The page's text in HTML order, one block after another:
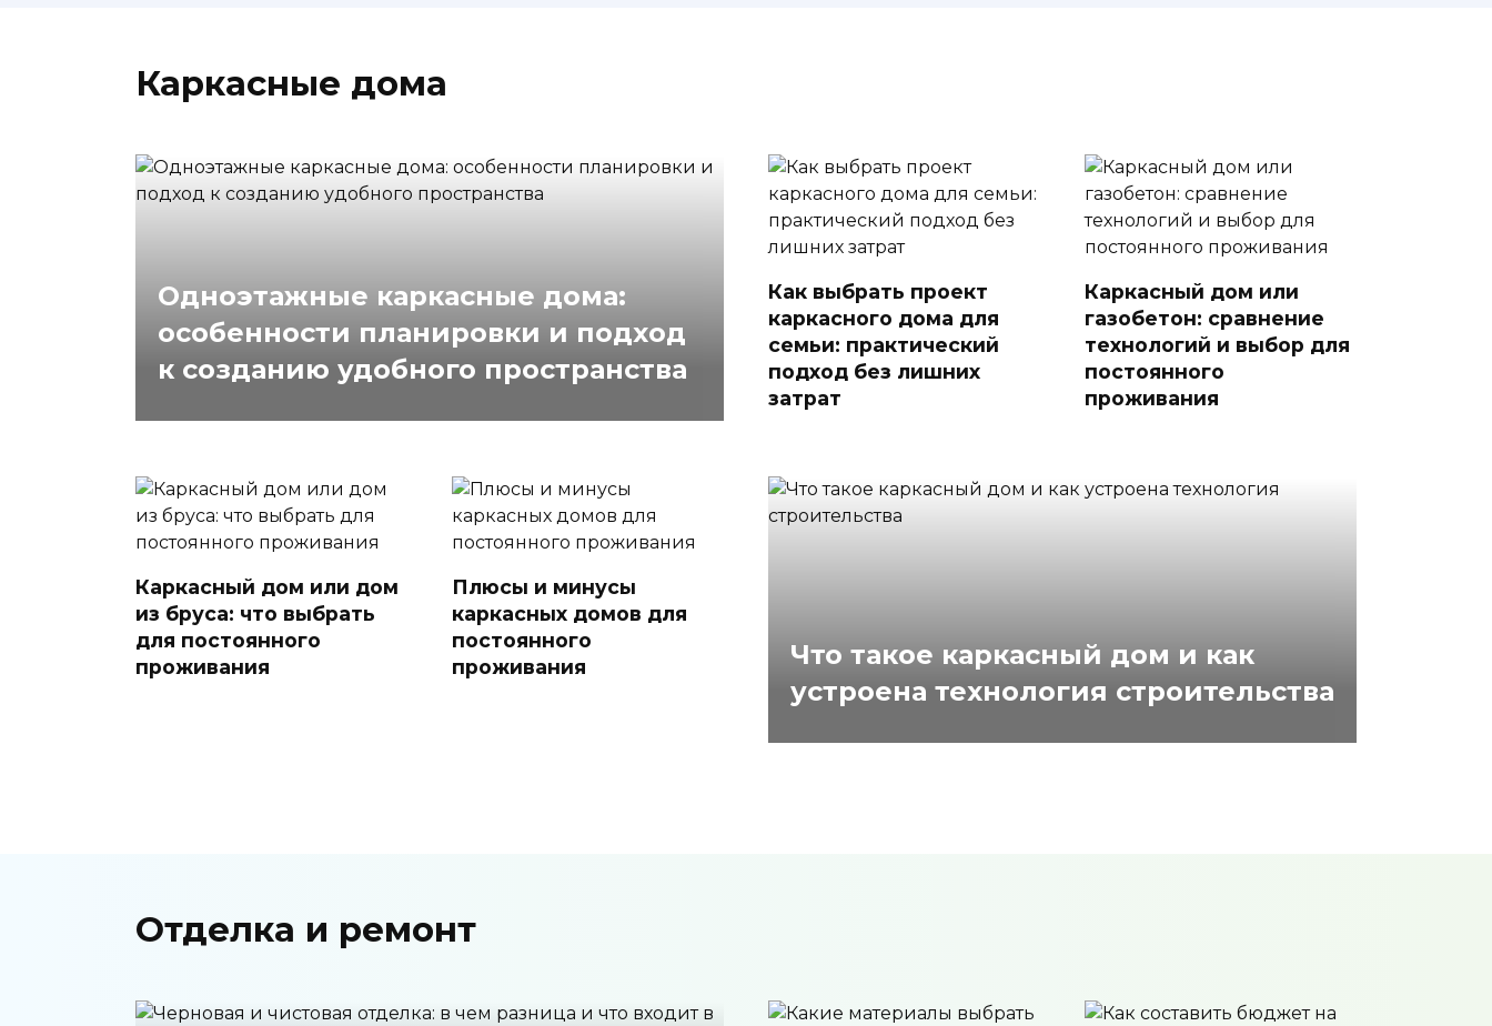
Каркасные дома
Одноэтажные каркасные дома:
особенности планировки и подход
к созданию удобного пространства
Как выбрать проект
каркасного дома для
семьи: практический
подход без лишних
затрат
Каркасный дом или
газобетон: сравнение
технологий и выбор для
постоянного
проживания
Каркасный дом или дом
из бруса: что выбрать
для постоянного
проживания
Плюсы и минусы
каркасных домов для
постоянного
проживания
Что такое каркасный дом и как
устроена технология строительства
Отделка и ремонт